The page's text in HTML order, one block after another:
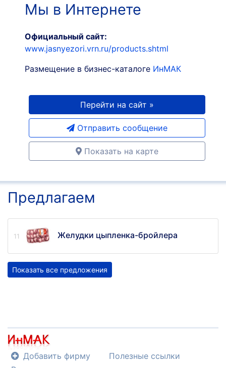
Мы в Интернете
Официальный сайт:
www.jasnyezori.vrn.ru/products.shtml
Размещение в бизнес-каталоге ИнМАК
Перейти на сайт »
Отправить сообщение
Показать на карте
Предлагаем
Желудки цыпленка-бройлера
Показать все предложения
Добавить фирму
Полезные ссылки